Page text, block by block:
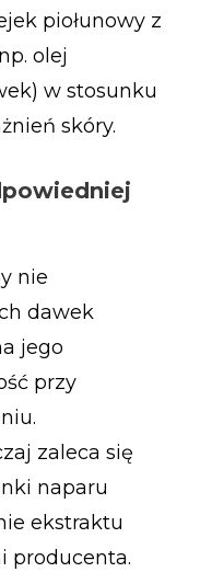
piołunowy z
olej
w stosunku
skóry.
nie
dawek
jego
przy
zaleca się
naparu
ekstraktu
producenta.